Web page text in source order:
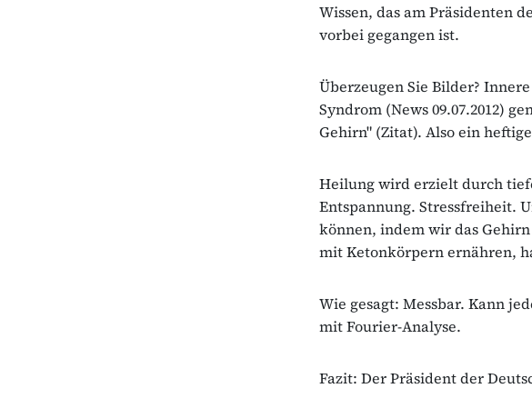
Wissen, das am Präsidenten
vorbei gegangen ist.
Überzeugen Sie Bilder?
Syndrom (News 09.07.2012)
Gehirn" (Zitat). Also ein
Heilung wird erzielt durch
Entspannung. Stressfreiheit.
können, indem wir das
mit Ketonkörpern ernähren,
Wie gesagt: Messbar. Kann
mit Fourier-Analyse.
Fazit: Der Präsident der